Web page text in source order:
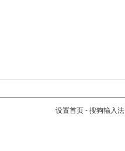
设置首页 - 搜狗输入法